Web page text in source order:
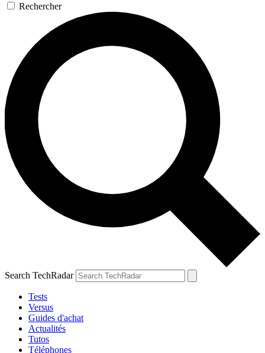
Rechercher
Search TechRadar
Tests
Versus
Guides d'achat
Actualités
Tutos
Téléphones